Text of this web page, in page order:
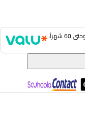
ادفع مع ڤاليو واستمتع بخطط تقسيط تبدأ من 6 أشهر وحتى 60 شهراً،